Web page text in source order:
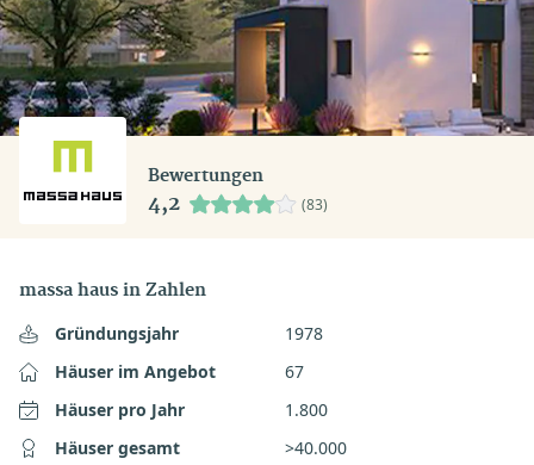
Bewertungen
4,2 (83)
massa haus in Zahlen
Gründungsjahr
1978
Häuser im Angebot
67
Häuser pro Jahr
1.800
Häuser gesamt
>40.000